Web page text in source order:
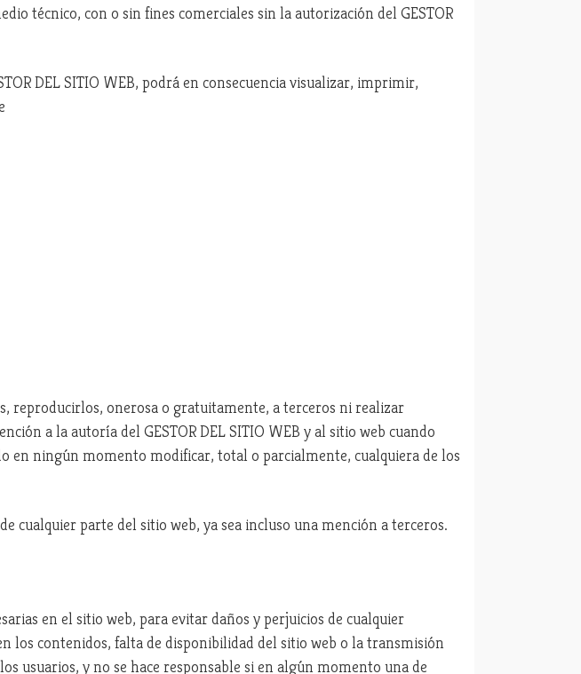
técnico, con o sin fines comerciales sin la autorización del GESTOR
DEL SITIO WEB, podrá en consecuencia visualizar, imprimir,
reproducirlos, onerosa o gratuitamente, a terceros ni realizar
a la autoría del GESTOR DEL SITIO WEB y al sitio web cuando
en ningún momento modificar, total o parcialmente, cualquiera de los
parte del sitio web, ya sea incluso una mención a terceros.
en el sitio web, para evitar daños y perjuicios de cualquier
los contenidos, falta de disponibilidad del sitio web o la transmisión
usuarios, y no se hace responsable si en algún momento una de